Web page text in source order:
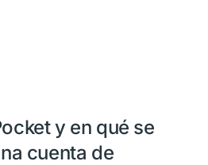
y en qué se
cuenta de